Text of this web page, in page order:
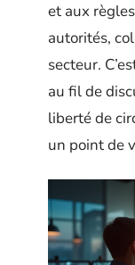
et aux
autorités,
secteur.
au fil de
liberté de
un point de